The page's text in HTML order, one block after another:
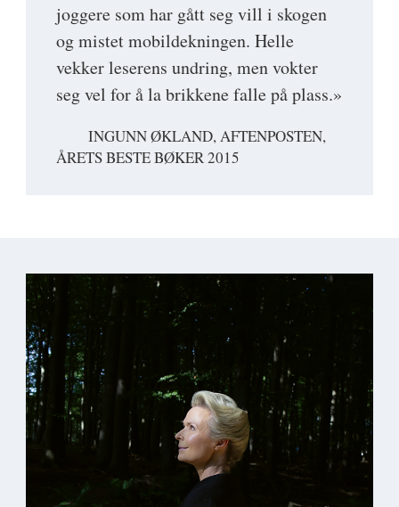
joggere som har gått seg vill i skogen
og mistet mobildekningen. Helle
vekker leserens undring, men vokter
seg vel for å la brikkene falle på plass.»
INGUNN ØKLAND, AFTENPOSTEN,
ÅRETS BESTE BØKER 2015